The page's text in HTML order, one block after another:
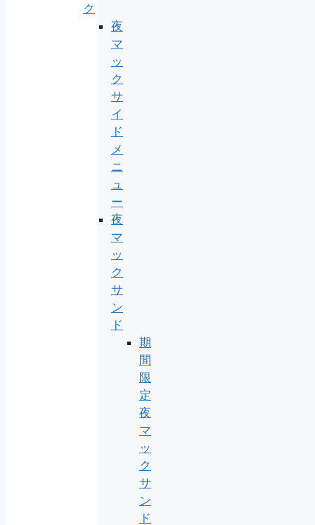
ク
夜
マ
ッ
ク
サ
イ
ド
メ
ニ
ュ
ー
夜
マ
ッ
ク
サ
ン
ド
期
間
限
定
夜
マ
ッ
ク
サ
ン
ド